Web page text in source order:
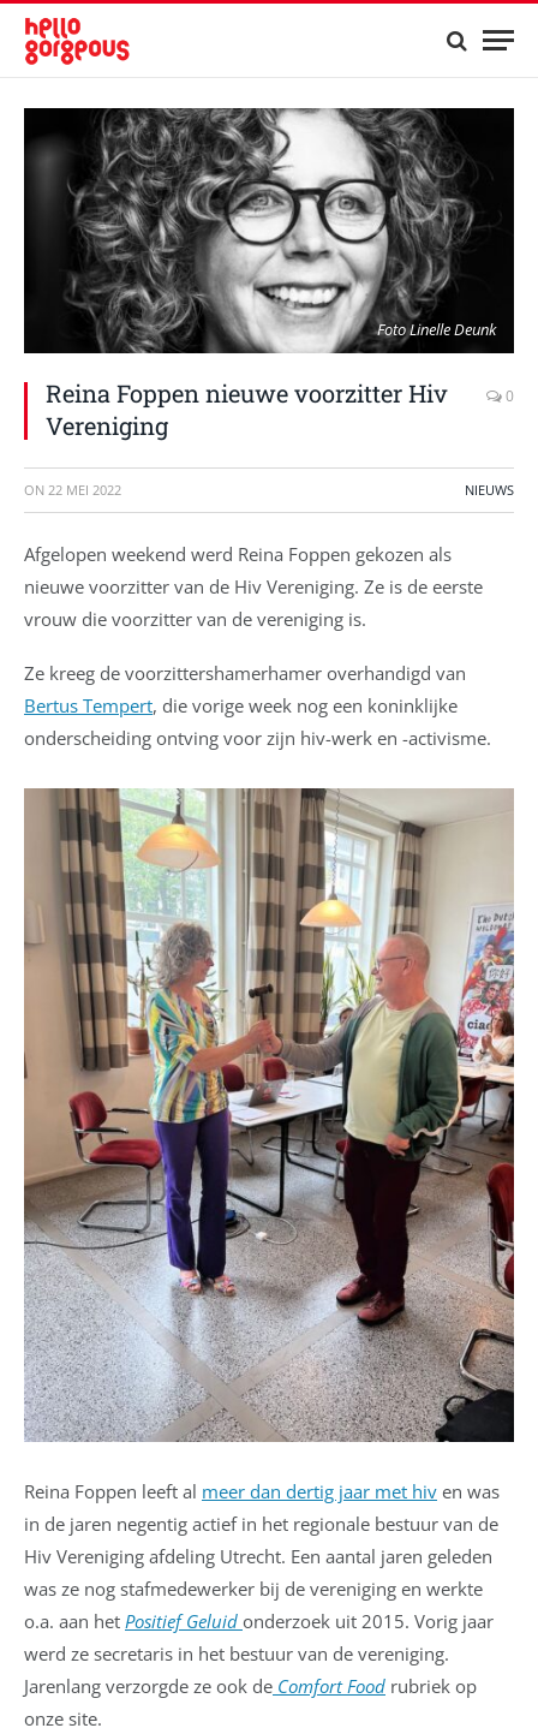
Foto Linelle Deunk
Reina Foppen nieuwe voorzitter Hiv
Vereniging
0
ON 22 MEI 2022 NIEUWS
Afgelopen weekend werd Reina Foppen gekozen als
nieuwe voorzitter van de Hiv Vereniging. Ze is de eerste
vrouw die voorzitter van de vereniging is.
Ze kreeg de voorzittershamerhamer overhandigd van
Bertus Tempert, die vorige week nog een koninklijke
onderscheiding ontving voor zijn hiv-werk en -activisme.
Reina Foppen leeft al meer dan dertig jaar met hiv en was
in de jaren negentig actief in het regionale bestuur van de
Hiv Vereniging afdeling Utrecht. Een aantal jaren geleden
was ze nog stafmedewerker bij de vereniging en werkte
o.a. aan het Positief Geluid onderzoek uit 2015. Vorig jaar
werd ze secretaris in het bestuur van de vereniging.
Jarenlang verzorgde ze ook de Comfort Food rubriek op
onze site.